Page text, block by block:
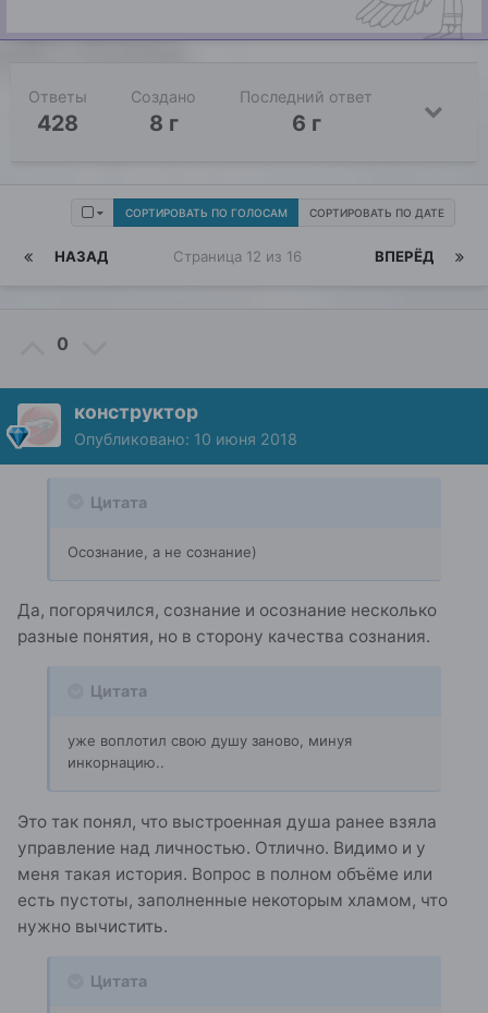
Ответы
428
Создано
8 г
Последний ответ
6 г
СОРТИРОВАТЬ ПО ГОЛОСАМ СОРТИРОВАТЬ ПО ДАТЕ
НАЗАД ВПЕРЁД
Страница 12 из 16
0
конструктор
Опубликовано: 10 июня 2018
Цитата
Осознание, а не сознание)
Да, погорячился, сознание и осознание несколько
разные понятия, но в сторону качества сознания.
Цитата
уже воплотил свою душу заново, минуя
инкорнацию..
Это так понял, что выстроенная душа ранее взяла
управление над личностью. Отлично. Видимо и у
меня такая история. Вопрос в полном объёме или
есть пустоты, заполненные некоторым хламом, что
нужно вычистить.
Цитата